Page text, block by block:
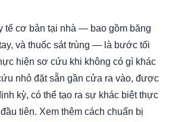
tế cơ bản tại nhà — bao gồm băng
và thuốc sát trùng — là bước tối
hiện sơ cứu khi không có gì khác
nhỏ đặt sẵn gần cửa ra vào, được
kỳ, có thể tạo ra sự khác biệt thực
tiên. Xem thêm cách chuẩn bị